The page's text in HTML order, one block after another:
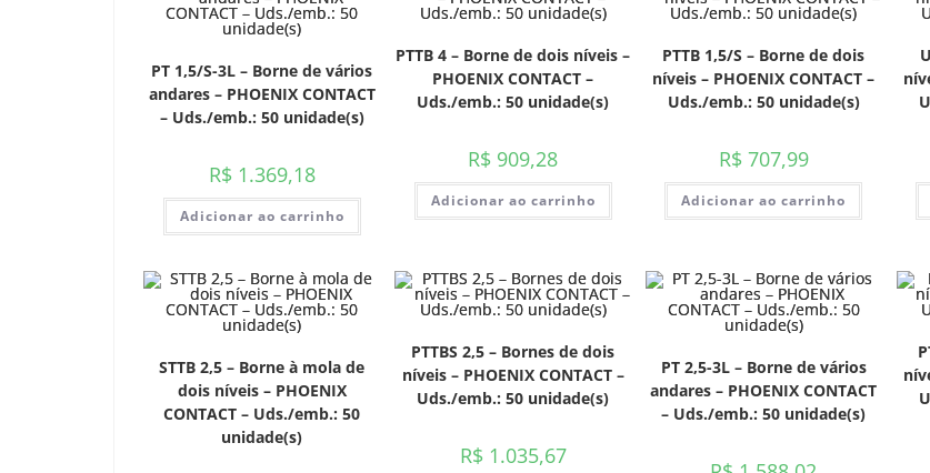
PT 1,5/S-3L – Borne de vários
andares – PHOENIX CONTACT
– Uds./emb.: 50 unidade(s)
R$ 1.369,18
Adicionar ao carrinho
PTTB 4 – Borne de dois níveis –
PHOENIX CONTACT –
Uds./emb.: 50 unidade(s)
R$ 909,28
Adicionar ao carrinho
PTTB 1,5/S – Borne de dois
níveis – PHOENIX CONTACT –
Uds./emb.: 50 unidade(s)
R$ 707,99
Adicionar ao carrinho
STTB 2,5 – Borne à mola de
dois níveis – PHOENIX
CONTACT – Uds./emb.: 50
unidade(s)
PTTBS 2,5 – Bornes de dois
níveis – PHOENIX CONTACT –
Uds./emb.: 50 unidade(s)
R$ 1.035,67
PT 2,5-3L – Borne de vários
andares – PHOENIX CONTACT
– Uds./emb.: 50 unidade(s)